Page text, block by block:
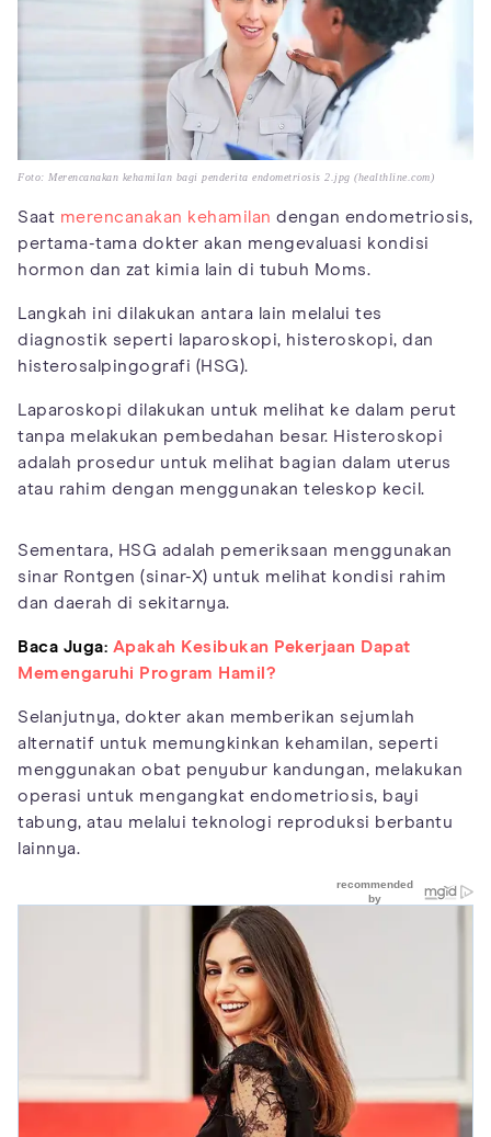
Foto: Merencanakan kehamilan bagi penderita endometriosis 2.jpg (healthline.com)
Saat merencanakan kehamilan dengan endometriosis,
pertama-tama dokter akan mengevaluasi kondisi
hormon dan zat kimia lain di tubuh Moms.
Langkah ini dilakukan antara lain melalui tes
diagnostik seperti laparoskopi, histeroskopi, dan
histerosalpingografi (HSG).
Laparoskopi dilakukan untuk melihat ke dalam perut
tanpa melakukan pembedahan besar. Histeroskopi
adalah prosedur untuk melihat bagian dalam uterus
atau rahim dengan menggunakan teleskop kecil.
Sementara, HSG adalah pemeriksaan menggunakan
sinar Rontgen (sinar-X) untuk melihat kondisi rahim
dan daerah di sekitarnya.
Baca Juga: Apakah Kesibukan Pekerjaan Dapat
Memengaruhi Program Hamil?
Selanjutnya, dokter akan memberikan sejumlah
alternatif untuk memungkinkan kehamilan, seperti
menggunakan obat penyubur kandungan, melakukan
operasi untuk mengangkat endometriosis, bayi
tabung, atau melalui teknologi reproduksi berbantu
lainnya.